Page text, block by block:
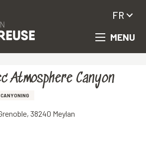
MENU
FR
Atmosphere Canyon
CANYONING
38240 Meylan
favoris